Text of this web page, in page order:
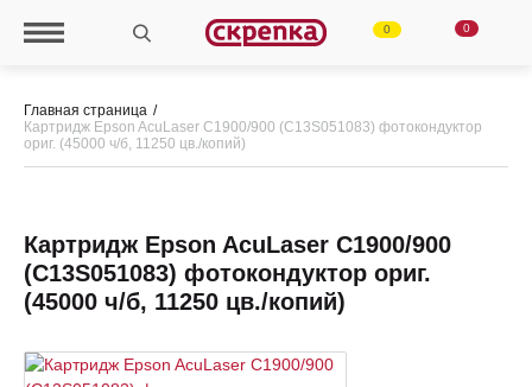
0 0
Главная страница
Картридж Epson AcuLaser C1900/900 (C13S051083) фотокондуктор
ориг. (45000 ч/б, 11250 цв./копий)
Картридж Epson AcuLaser C1900/900
(C13S051083) фотокондуктор ориг.
(45000 ч/б, 11250 цв./копий)